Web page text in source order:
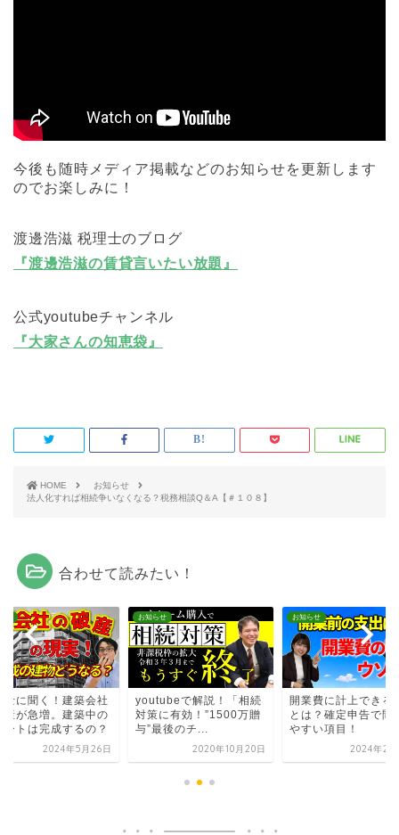
今後も随時メディア掲載などのお知らせを更新します
のでお楽しみに！
渡邊浩滋 税理士のブログ
『渡邊浩滋の賃貸言いたい放題』
公式youtubeチャンネル
『大家さんの知恵袋』
HOME
お知らせ
法人化すれば相続争いなくなる？税務相談Q＆A【＃１０８】
合わせて読みたい！
士に聞く！建築会社
産が急増。建築中の
ートは完成するの？
2024年5月26日
お知らせ
youtubeで解説！「相続
対策に有効！”1500万贈
与”最後のチ...
2020年10月20日
お知らせ
開業費に計上できる
とは？確定申告で間
やすい項目！
2024年2